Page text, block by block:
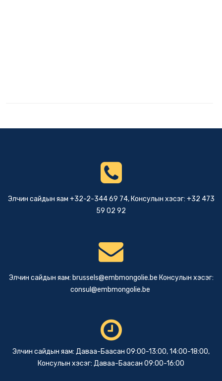
Элчин сайдын яам +32-2-344 69 74, Консулын хэсэг: +32 473
59 02 92
Элчин сайдын яам: brussels@embmongolie.be Консулын хэсэг:
consul@embmongolie.be
Элчин сайдын яам: Даваа-Баасан 09:00-13:00, 14:00-18:00,
Консулын хэсэг: Даваа-Баасан 09:00-16:00